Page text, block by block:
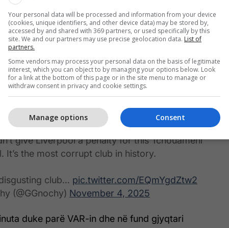
gjithashtu edhe një polemikë të madhe,
e futbollin mendojnë se Reds u dëmtuan.
në minutën e 29-të, Dominik Szoboszlai gjuajti
dorën e mesfushorit të Realit, Aurelien
give Liverpool a penalty for this Tchouameni
It’s the most corrupt club in history.
club… pic.twitter.com/EQmYgdZtw2
(@GGnochy) November 4, 2025
duke parë VAR-in dhe në fund gjyqtari
Your personal data will be processed and information from your device
(cookies, unique identifiers, and other device data) may be stored by,
accessed by and shared with 369 partners, or used specifically by this
site. We and our partners may use precise geolocation data. List of
partners.
Some vendors may process your personal data on the basis of legitimate
interest, which you can object to by managing your options below. Look
for a link at the bottom of this page or in the site menu to manage or
withdraw consent in privacy and cookie settings.
Consent
Manage options